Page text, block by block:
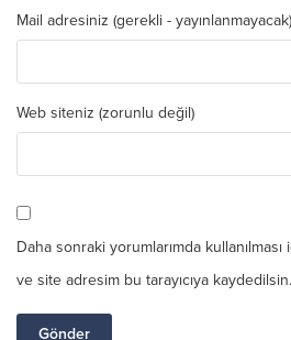
Mail adresiniz (gerekli - yayınlanmayacak)
Web siteniz (zorunlu değil)
Daha sonraki yorumlarımda
ve site adresim bu tarayıcıya kaydedilsin.